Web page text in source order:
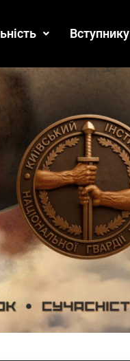
Вступнику